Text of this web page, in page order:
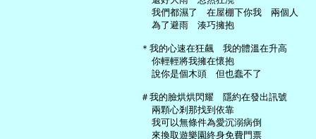
     我們都濕了　在屋棚下你我　兩個人
     為了避雨　湊巧擁抱
   ＊我的心速在狂飆　我的體溫在升高
     你輕輕將我擁在懷抱
     說你是個木頭　但也蠢不了
   ＃我的臉烘烘閃耀　隱約在發出訊號
     兩顆心剎那找到依靠
     我可以無條件為愛沉溺病倒
     來換取遊樂園終身免費門票